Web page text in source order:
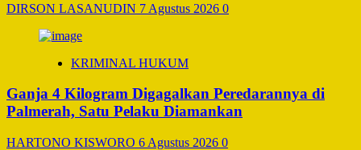
DIRSON LASANUDIN 7 Agustus 2026 0
KRIMINAL HUKUM
Ganja 4 Kilogram Digagalkan Peredarannya di
Palmerah, Satu Pelaku Diamankan
HARTONO KISWORO 6 Agustus 2026 0